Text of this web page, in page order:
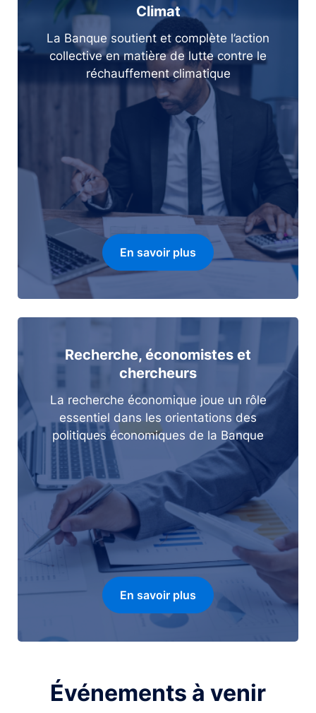
Climat
La Banque soutient et complète l’action
collective en matière de lutte contre le
réchauffement climatique
En savoir plus
Recherche, économistes et
chercheurs
La recherche économique joue un rôle
essentiel dans les orientations des
politiques économiques de la Banque
En savoir plus
Événements à venir